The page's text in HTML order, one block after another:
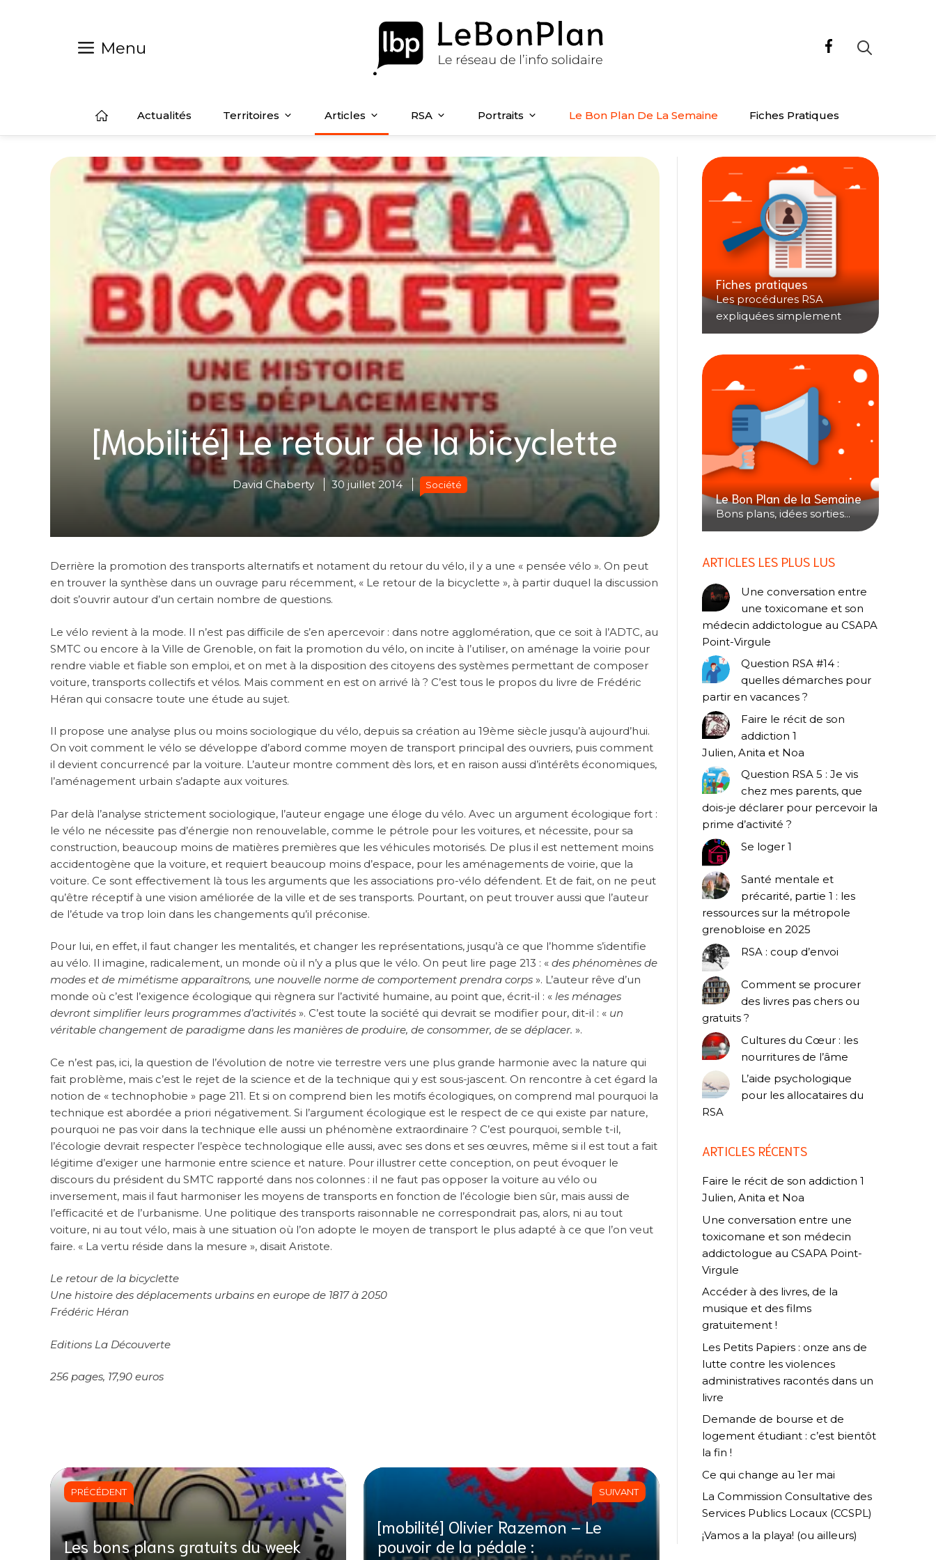
Menu
Actualités Territoires Articles RSA Portraits Le Bon Plan De La Semaine Fiches Pratiques
[Mobilité] Le retour de la bicyclette
David Chaberty 30 juillet 2014 Société
Derrière la promotion des transports alternatifs et notament du retour du vélo, il y a une « pensée vélo ». On peut
en trouver la synthèse dans un ouvrage paru récemment, « Le retour de la bicyclette », à partir duquel la discussion
doit s’ouvrir autour d’un certain nombre de questions.
Le vélo revient à la mode. Il n’est pas difficile de s’en apercevoir : dans notre agglomération, que ce soit à l’ADTC, au
SMTC ou encore à la Ville de Grenoble, on fait la promotion du vélo, on incite à l’utiliser, on aménage la voirie pour
rendre viable et fiable son emploi, et on met à la disposition des citoyens des systèmes permettant de composer
voiture, transports collectifs et vélos. Mais comment en est on arrivé là ? C’est tous le propos du livre de Frédéric
Héran qui consacre toute une étude au sujet.
Il propose une analyse plus ou moins sociologique du vélo, depuis sa création au 19ème siècle jusqu’à aujourd’hui.
On voit comment le vélo se développe d’abord comme moyen de transport principal des ouvriers, puis comment
il devient concurrencé par la voiture. L’auteur montre comment dès lors, et en raison aussi d’intérêts économiques,
l’aménagement urbain s’adapte aux voitures.
Par delà l’analyse strictement sociologique, l’auteur engage une éloge du vélo. Avec un argument écologique fort :
le vélo ne nécessite pas d’énergie non renouvelable, comme le pétrole pour les voitures, et nécessite, pour sa
construction, beaucoup moins de matières premières que les véhicules motorisés. De plus il est nettement moins
accidentogène que la voiture, et requiert beaucoup moins d’espace, pour les aménagements de voirie, que la
voiture. Ce sont effectivement là tous les arguments que les associations pro-vélo défendent. Et de fait, on ne peut
qu’être réceptif à une vision améliorée de la ville et de ses transports. Pourtant, on peut trouver aussi que l’auteur
de l’étude va trop loin dans les changements qu’il préconise.
Pour lui, en effet, il faut changer les mentalités, et changer les représentations, jusqu’à ce que l’homme s’identifie
au vélo. Il imagine, radicalement, un monde où il n’y a plus que le vélo. On peut lire page 213 : « des phénomènes de
modes et de mimétisme apparaîtrons, une nouvelle norme de comportement prendra corps ». L’auteur rêve d’un
monde où c’est l’exigence écologique qui règnera sur l’activité humaine, au point que, écrit-il : « les ménages
devront simplifier leurs programmes d’activités ». C’est toute la société qui devrait se modifier pour, dit-il : « un
véritable changement de paradigme dans les manières de produire, de consommer, de se déplacer. ».
Ce n’est pas, ici, la question de l’évolution de notre vie terrestre vers une plus grande harmonie avec la nature qui
fait problème, mais c’est le rejet de la science et de la technique qui y est sous-jascent. On rencontre à cet égard la
notion de « technophobie » page 211. Et si on comprend bien les motifs écologiques, on comprend mal pourquoi la
technique est abordée a priori négativement. Si l’argument écologique est le respect de ce qui existe par nature,
pourquoi ne pas voir dans la technique elle aussi un phénomène extraordinaire ? C’est pourquoi, semble t-il,
l’écologie devrait respecter l’espèce technologique elle aussi, avec ses dons et ses œuvres, même si il est tout a fait
légitime d’exiger une harmonie entre science et nature. Pour illustrer cette conception, on peut évoquer le
discours du président du SMTC rapporté dans nos colonnes : il ne faut pas opposer la voiture au vélo ou
inversement, mais il faut harmoniser les moyens de transports en fonction de l’écologie bien sûr, mais aussi de
l’efficacité et de l’urbanisme. Une politique des transports raisonnable ne correspondrait pas, alors, ni au tout
voiture, ni au tout vélo, mais à une situation où l’on adopte le moyen de transport le plus adapté à ce que l’on veut
faire. « La vertu réside dans la mesure », disait Aristote.
Le retour de la bicyclette
Une histoire des déplacements urbains en europe de 1817 à 2050
Frédéric Héran
Editions La Découverte
256 pages, 17,90 euros
PRÉCÉDENT
Les bons plans gratuits du week
SUIVANT
[mobilité] Olivier Razemon – Le
pouvoir de la pédale :
Fiches pratiques
Les procédures RSA
expliquées simplement
Le Bon Plan de la Semaine
Bons plans, idées sorties...
ARTICLES LES PLUS LUS
Une conversation entre
une toxicomane et son
médecin addictologue au CSAPA
Point-Virgule
Question RSA #14 :
quelles démarches pour
partir en vacances ?
Faire le récit de son
addiction 1
Julien, Anita et Noa
Question RSA 5 : Je vis
chez mes parents, que
dois-je déclarer pour percevoir la
prime d’activité ?
Se loger 1
Santé mentale et
précarité, partie 1 : les
ressources sur la métropole
grenobloise en 2025
RSA : coup d’envoi
Comment se procurer
des livres pas chers ou
gratuits ?
Cultures du Cœur : les
nourritures de l’âme
L’aide psychologique
pour les allocataires du
RSA
ARTICLES RÉCENTS
Faire le récit de son addiction 1
Julien, Anita et Noa
Une conversation entre une
toxicomane et son médecin
addictologue au CSAPA Point-
Virgule
Accéder à des livres, de la
musique et des films
gratuitement !
Les Petits Papiers : onze ans de
lutte contre les violences
administratives racontés dans un
livre
Demande de bourse et de
logement étudiant : c’est bientôt
la fin !
Ce qui change au 1er mai
La Commission Consultative des
Services Publics Locaux (CCSPL)
¡Vamos a la playa! (ou ailleurs)